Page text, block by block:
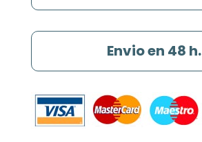
Envio en 48 h.